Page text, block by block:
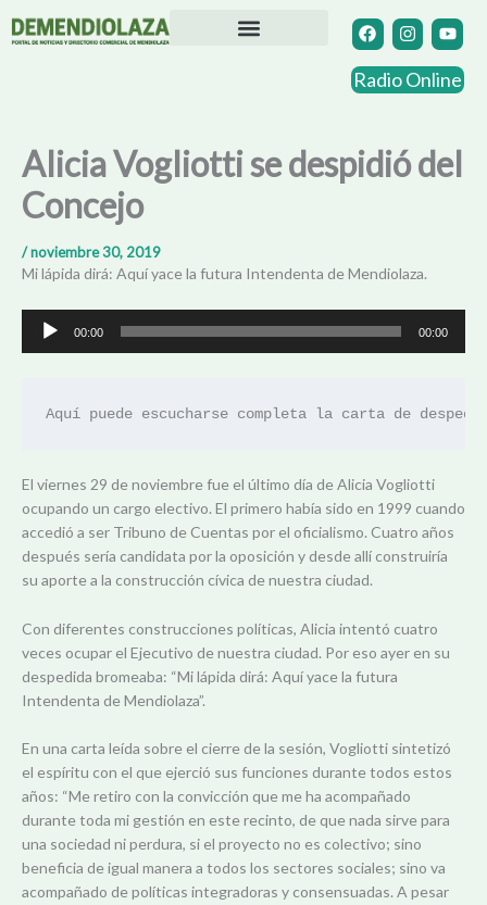
F
a
c
e
b
I
n
s
t
a
m
Y
o
u
t
u
Radio Online
Alicia Vogliotti se despidió del
Concejo
/noviembre 30, 2019
Mi lápida dirá: Aquí yace la futura Intendenta de Mendiolaza.
Reproductor
00:00 00:00
Aquí puede escucharse completa la carta de
El viernes 29 de noviembre fue el último día de Alicia Vogliotti
ocupando un cargo electivo. El primero había sido en 1999 cuando
accedió a ser Tribuno de Cuentas por el oficialismo. Cuatro años
después sería candidata por la oposición y desde allí construiría
su aporte a la construcción cívica de nuestra ciudad.
Con diferentes construcciones políticas, Alicia intentó cuatro
veces ocupar el Ejecutivo de nuestra ciudad. Por eso ayer en su
despedida bromeaba: “Mi lápida dirá: Aquí yace la futura
Intendenta de Mendiolaza”.
En una carta leída sobre el cierre de la sesión, Vogliotti sintetizó
el espíritu con el que ejerció sus funciones durante todos estos
años: “Me retiro con la convicción que me ha acompañado
durante toda mi gestión en este recinto, de que nada sirve para
una sociedad ni perdura, si el proyecto no es colectivo; sino
beneficia de igual manera a todos los sectores sociales; sino va
acompañado de políticas integradoras y consensuadas. A pesar